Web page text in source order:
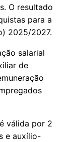
O resultado
para a
2025/2027.
salarial
de
válida por 2
e auxílio-